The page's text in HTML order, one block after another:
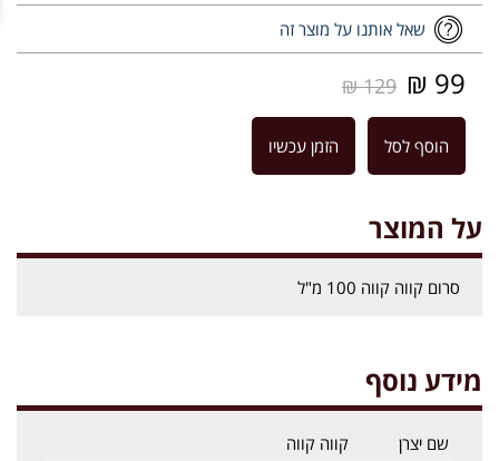
שאל אותנו על מוצר זה
99 ₪
129 ₪
הוסף לסל הזמן עכשיו
על המוצר
סרום קווה קווה 100 מ"ל
מידע נוסף
שם יצרן קווה קווה